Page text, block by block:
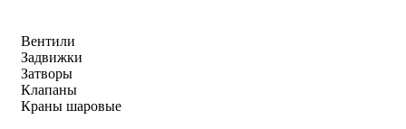
Вентили
Задвижки
Затворы
Клапаны
Краны шаровые